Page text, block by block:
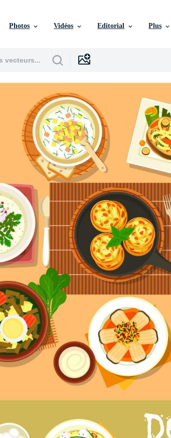
Photos Vidéos Editorial Plus